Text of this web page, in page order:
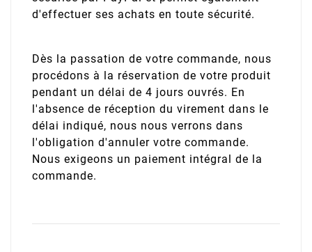
d'effectuer ses achats en toute sécurité.
Dès la passation de votre commande, nous
procédons à la réservation de votre produit
pendant un délai de 4 jours ouvrés. En
l'absence de réception du virement dans le
délai indiqué, nous nous verrons dans
l'obligation d'annuler votre commande.
Nous exigeons un paiement intégral de la
commande.